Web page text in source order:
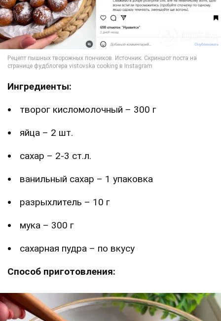
Ингредиенты:
творог кисломолочный – 300 г
яйца – 2 шт.
сахар – 2-3 ст.л.
ванильный сахар – 1 упаковка
разрыхлитель – 10 г
мука – 300 г
сахарная пудра – по вкусу
Способ приготовления: